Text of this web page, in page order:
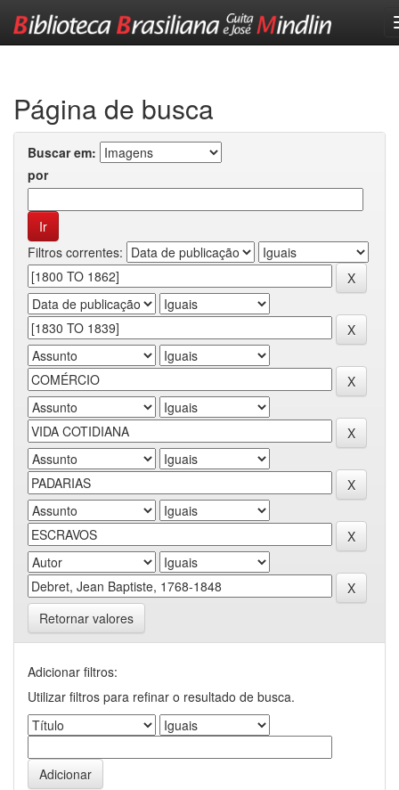
Página de busca
Buscar em:
por
Filtros correntes:
Retornar valores
Adicionar filtros:
Utilizar filtros para refinar o resultado de busca.